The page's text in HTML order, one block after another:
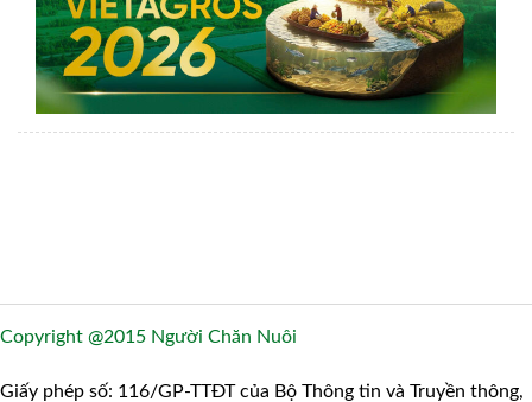
Copyright @2015 Người Chăn Nuôi
Giấy phép số: 116/GP-TTĐT của Bộ Thông tin và Truyền thông,